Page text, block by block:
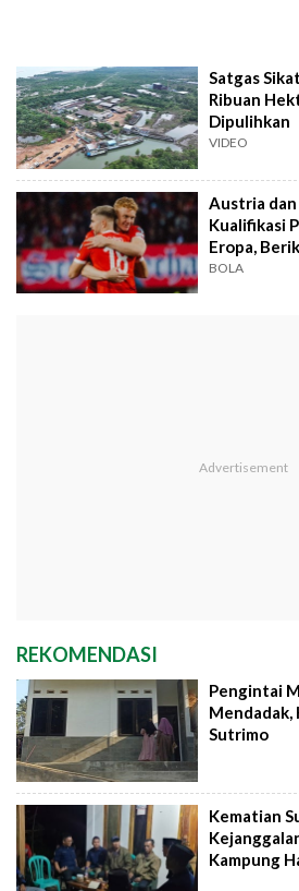
Satgas
Ribuan
Dipulihkan
VIDEO
Austria dan
Kualifikasi
Eropa,
BOLA
REKOMENDASI
Pengintai
Mendadak,
Sutrimo
Kematian
Kampung